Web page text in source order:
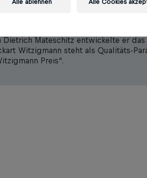
er abzutreten. „Ich habe gemerkt,
kein Grund, sich auf seinen
dreißig Jahre. Parallel dazu
Mateschitz entwickelte er
Witzigmann steht als Qualitäts-
Preis“.
Alle ablehnen Alle Cookies